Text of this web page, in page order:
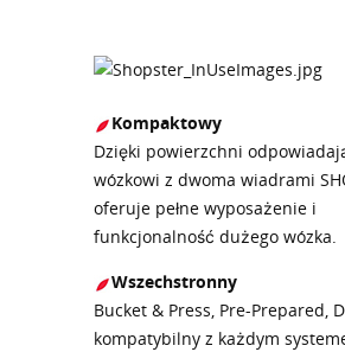
Kompaktowy
Dzięki powierzchni
wózkowi z dwoma wiadrami
oferuje pełne wyposażenie i
funkcjonalność dużego wózka.
Wszechstronny
Bucket & Press, Pre-Prepared,
kompatybilny z każdym